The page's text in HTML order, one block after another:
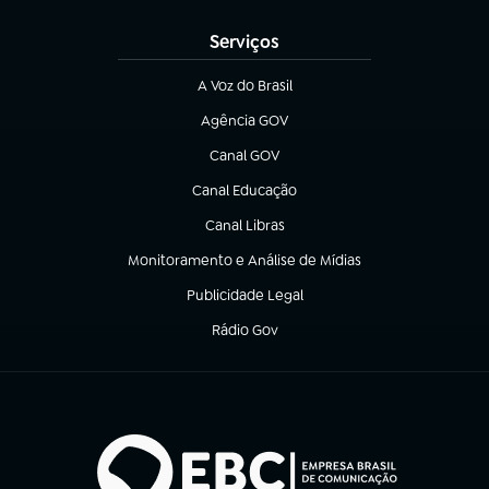
Serviços
A Voz do Brasil
(abre em nova aba)
Agência GOV
(abre em nova aba)
Canal GOV
(abre em nova aba)
Canal Educação
(abre em nova aba)
Canal Libras
(abre em nova aba)
Monitoramento e Análise de Mídias
(abre em nova aba)
Publicidade Legal
(abre em nova aba)
Rádio Gov
(abre em nova aba)